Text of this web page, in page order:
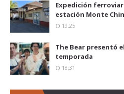
Expedición
estación Monte
19:25
The Bear presentó
temporada
18:31